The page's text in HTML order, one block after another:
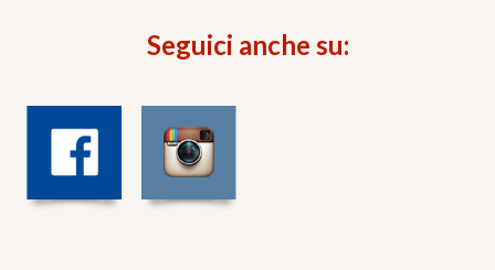
Seguici anche su: